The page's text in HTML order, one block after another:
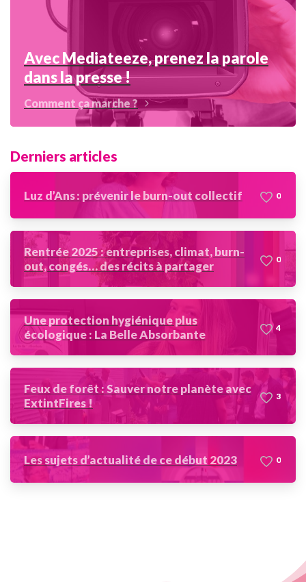
Avec Mediateeze, prenez la parole
dans la presse !
Comment ça marche ?
Derniers articles
Luz d’Ans : prévenir le burn-out collectif 0
Rentrée 2025 : entreprises, climat, burn-
out, congés… des récits à partager
0
Une protection hygiénique plus
écologique : La Belle Absorbante
4
Feux de forêt : Sauver notre planète avec
ExtintFires !
3
Les sujets d’actualité de ce début 2023 0